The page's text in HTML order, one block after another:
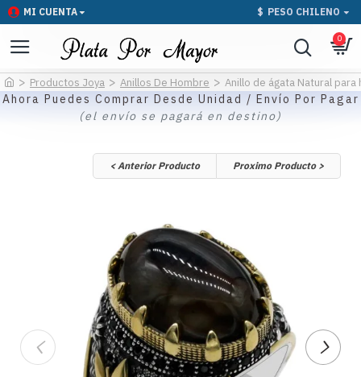
MI CUENTA $ PESO CHILENO
0
Productos Joya Anillos De Hombre Anillo de ágata Natural
Ahora Puedes Comprar Desde Unidad / Envío Por Pagar
(el envío se pagará en destino)
< Anterior Producto Proximo Producto >